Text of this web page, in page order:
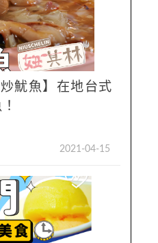
魷魚】在地台式
2021-04-15